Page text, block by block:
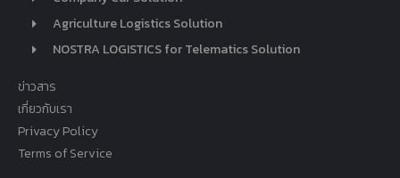
Agriculture Logistics Solution
NOSTRA LOGISTICS for Telematics Solution
ข่าวสาร
เกี่ยวกับเรา
Privacy Policy
Terms of Service